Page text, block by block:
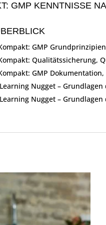
GMP KENNTNISSE
GMP Grundprinzipien
Qualitätssicherung,
GMP
Nugget –
Nugget –